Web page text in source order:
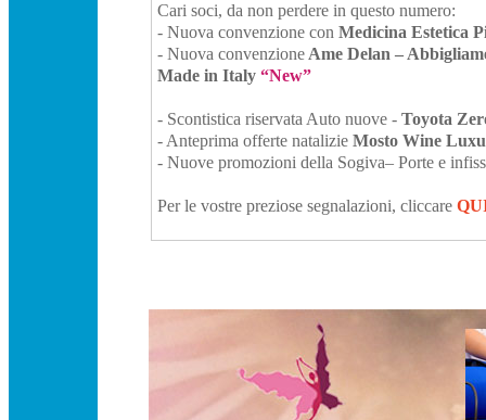
Cari soci, da non perdere in questo numero:
- Nuova convenzione con Medicina Estetica
- Nuova convenzione Ame Delan –
Made in Italy “New”
- Scontistica riservata Auto nuove - Toyota
- Anteprima offerte natalizie Mosto Wine
- Nuove promozioni della Sogiva– Porte e
Per le vostre preziose segnalazioni, cliccare